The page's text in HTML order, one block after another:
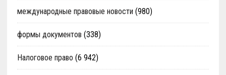
международные правовые новости (980)
формы документов (338)
Налоговое право (6 942)